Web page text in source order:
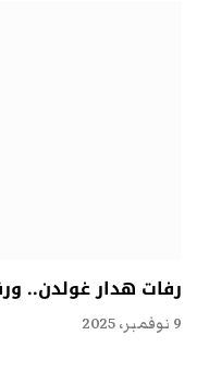
رفات هدار غولدن..
9 نوفمبر، 2025